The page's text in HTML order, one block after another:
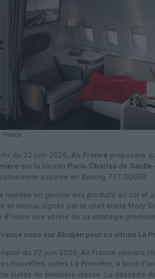
France
du 22 juin 2026, Air France proposera
sur la liaison Paris‑Charles de Gaulle
assurée en Boeing 777‑300ER.
montée en gamme des produits au sol et
et menus signés par le chef étoilé Mory
d’Ivoire une vitrine de sa stratégie
mise sur Abidjan pour sa vitrine La
du 22 juin 2026, Air France opérera
nouvelles suites La Première, à bord
suites de première classe. La desserte